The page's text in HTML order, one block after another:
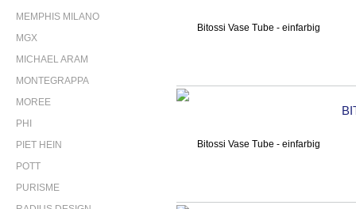
MEMPHIS MILANO
MGX
MICHAEL ARAM
MONTEGRAPPA
MOREE
PHI
PIET HEIN
POTT
PURISME